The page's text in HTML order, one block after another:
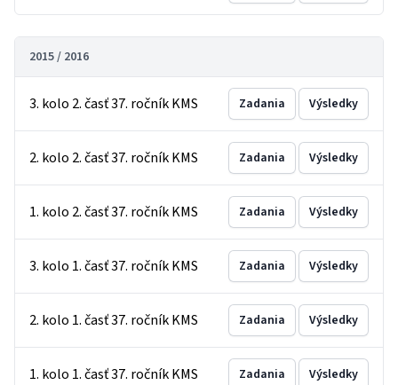
2015 / 2016
3. kolo 2. časť 37. ročník KMS Zadania Výsledky
2. kolo 2. časť 37. ročník KMS Zadania Výsledky
1. kolo 2. časť 37. ročník KMS Zadania Výsledky
3. kolo 1. časť 37. ročník KMS Zadania Výsledky
2. kolo 1. časť 37. ročník KMS Zadania Výsledky
1. kolo 1. časť 37. ročník KMS Zadania Výsledky